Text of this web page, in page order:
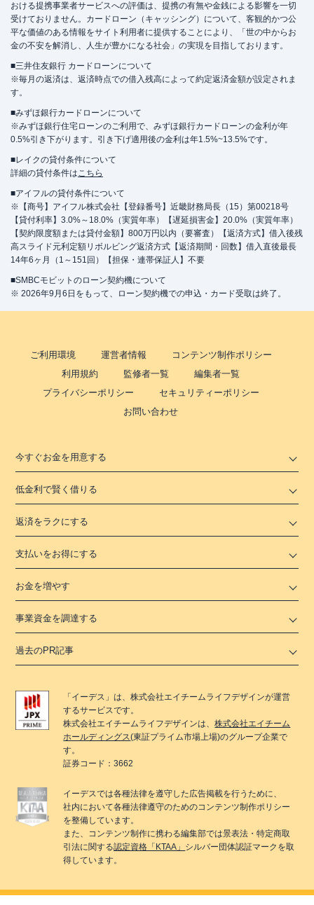
おける提携事業者サービスへの評価は、提携の有無や金銭による影響を一切
受けておりません。カードローン（キャッシング）について、客観的かつ公
平な価値のある情報をサイト利用者に提供することにより、「世の中からお
金の不安を解消し、人生が豊かになる社会」の実現を目指しております。
■三井住友銀行 カードローンについて
※毎月の返済は、返済時点での借入残高によって約定返済金額が設定されま
す。
■みずほ銀行カードローンについて
※みずほ銀行住宅ローンのご利用で、みずほ銀行カードローンの金利が年
0.5%引き下がります。引き下げ適用後の金利は年1.5%~13.5%です。
■レイクの貸付条件について
詳細の貸付条件はこちら
■アイフルの貸付条件について
※【商号】アイフル株式会社【登録番号】近畿財務局長（15）第00218号
【貸付利率】3.0%～18.0%（実質年率）【遅延損害金】20.0%（実質年率）
【契約限度額または貸付金額】800万円以内（要審査）【返済方式】借入後残
高スライド元利定額リボルビング返済方式【返済期間・回数】借入直後最長
14年6ヶ月（1～151回）【担保・連帯保証人】不要
■SMBCモビットのローン契約機について
※ 2026年9月6日をもって、ローン契約機での申込・カード受取は終了。
ご利用環境 運営者情報
コンテンツ制作ポリシー
利用規約
監修者一覧
編集者一覧
プライバシーポリシー
セキュリティーポリシー
お問い合わせ
今すぐお金を用意する
低金利で賢く借りる
返済をラクにする
支払いをお得にする
お金を増やす
事業資金を調達する
過去のPR記事
「 イーデス 」は、株式会社エイチームライフデザインが運営
するサービスです。
株式会社エイチームライフデザインは、株式会社エイチーム
ホールディングス(東証プライム市場上場)のグループ企業で
す。
証券コード：3662
イーデスでは各種法律を遵守した広告掲載を行うために、
社内において各種法律遵守のためのコンテンツ制作ポリシー
を整備しています。
また、コンテンツ制作に携わる編集部では景表法・特定商取
引法に関する認定資格「KTAA」 シルバー団体認証マークを取
得しています。